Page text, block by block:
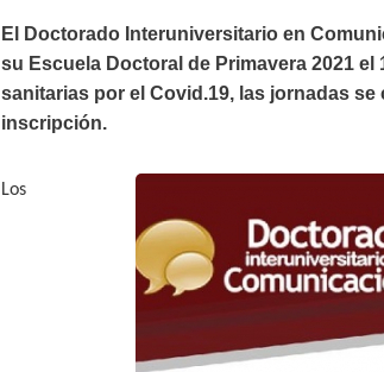
El Doctorado Interuniversitario en
su Escuela Doctoral de Primavera 2021
sanitarias por el Covid.19, las jornadas
inscripción.
Los